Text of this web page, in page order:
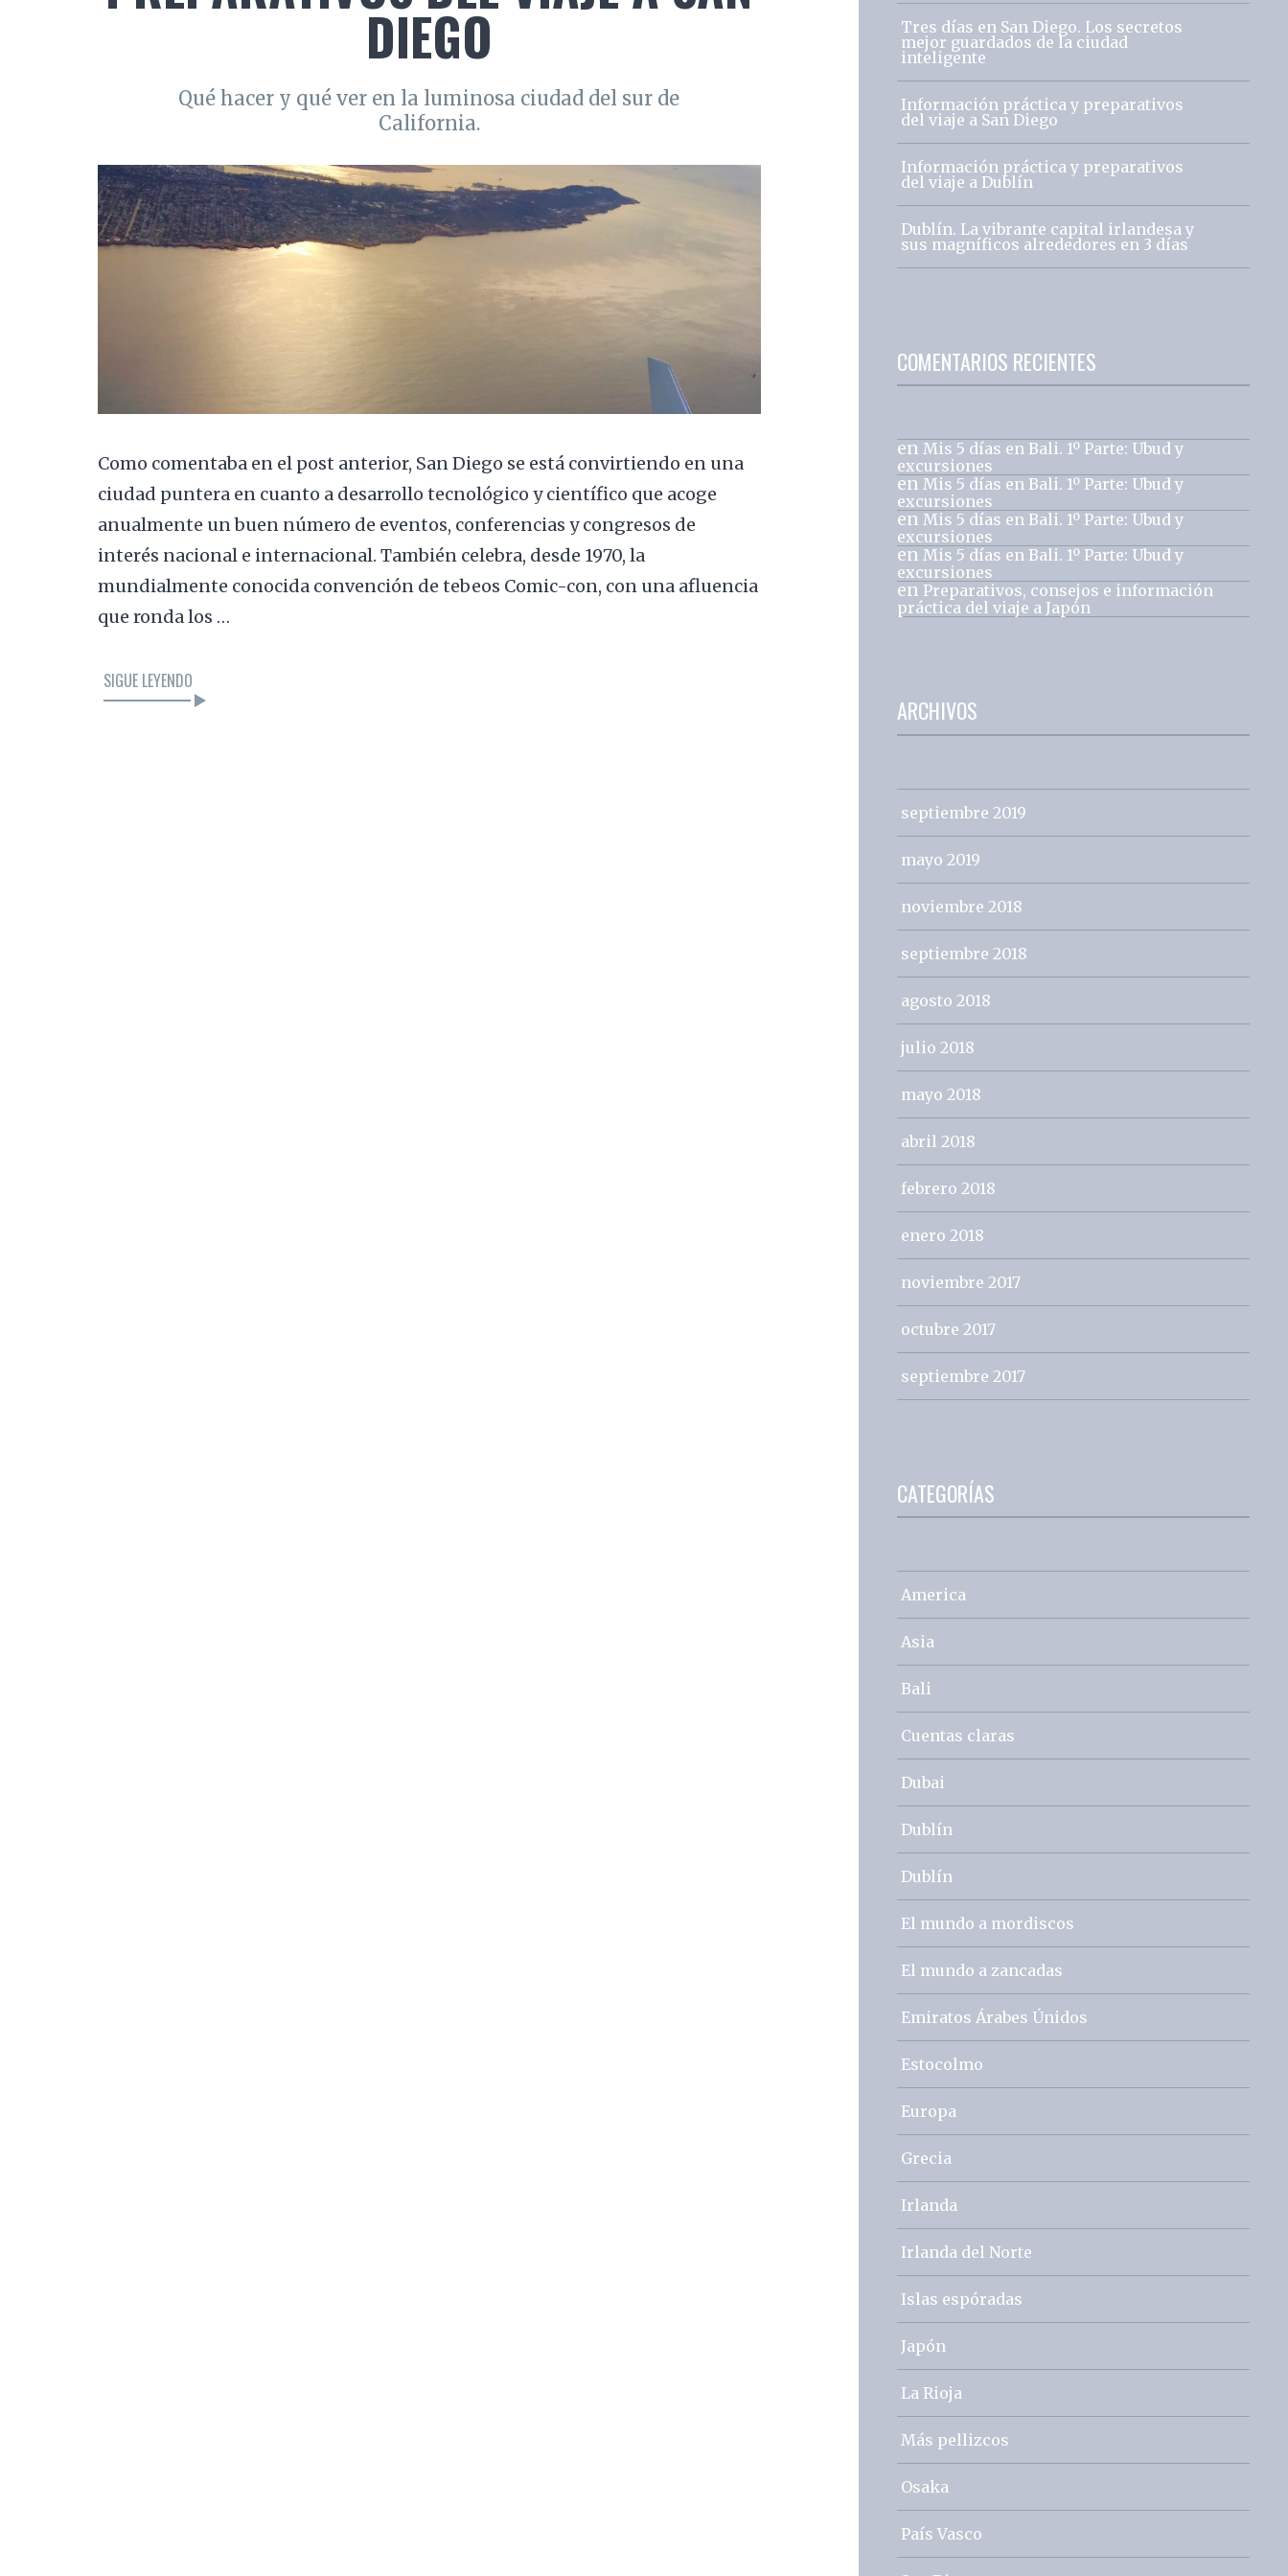
DIEGO
Qué hacer y qué ver en la luminosa ciudad del sur de
California.
Como comentaba en el post anterior, San Diego se está convirtiendo en una
ciudad puntera en cuanto a desarrollo tecnológico y científico que acoge
anualmente un buen número de eventos, conferencias y congresos de
interés nacional e internacional. También celebra, desde 1970, la
mundialmente conocida convención de tebeos Comic-con, con una afluencia
que ronda los …
SIGUE LEYENDO
Tres días en San Diego. Los secretos
mejor guardados de la ciudad
inteligente
Información práctica y preparativos
del viaje a San Diego
Información práctica y preparativos
del viaje a Dublín
Dublín. La vibrante capital irlandesa y
sus magníficos alrededores en 3 días
COMENTARIOS RECIENTES
en Mis 5 días en Bali. 1º Parte: Ubud y
excursiones
en Mis 5 días en Bali. 1º Parte: Ubud y
excursiones
en Mis 5 días en Bali. 1º Parte: Ubud y
excursiones
en Mis 5 días en Bali. 1º Parte: Ubud y
excursiones
en Preparativos, consejos e información
práctica del viaje a Japón
ARCHIVOS
septiembre 2019
mayo 2019
noviembre 2018
septiembre 2018
agosto 2018
julio 2018
mayo 2018
abril 2018
febrero 2018
enero 2018
noviembre 2017
octubre 2017
septiembre 2017
CATEGORÍAS
America
Asia
Bali
Cuentas claras
Dubai
Dublín
Dublín
El mundo a mordiscos
El mundo a zancadas
Emiratos Árabes Únidos
Estocolmo
Europa
Grecia
Irlanda
Irlanda del Norte
Islas espóradas
Japón
La Rioja
Más pellizcos
Osaka
País Vasco